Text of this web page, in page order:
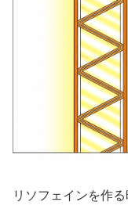
リソフェインを作